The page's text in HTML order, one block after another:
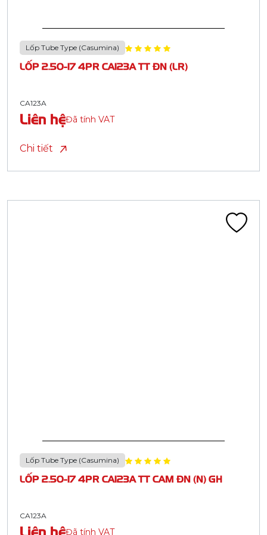
Lốp Tube Type (Casumina)
LỐP 2.50-17 4PR CA123A TT ĐN (LR)
CA123A
Liên hệĐã tính VAT
Chi tiết
Lốp Tube Type (Casumina)
LỐP 2.50-17 4PR CA123A TT CAM ĐN (N) GH
CA123A
Đã tính VAT